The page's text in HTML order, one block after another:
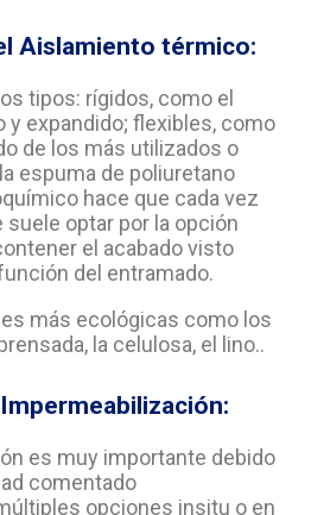
Aislamiento térmico:
tipos: rígidos, como el
y expandido; flexibles, como
de los más utilizados o
espuma de poliuretano
hace que cada vez
optar por la opción
el acabado visto
del entramado.
más ecológicas como los
la celulosa, el lino..
es muy importante debido
comentado
opciones insitu o en